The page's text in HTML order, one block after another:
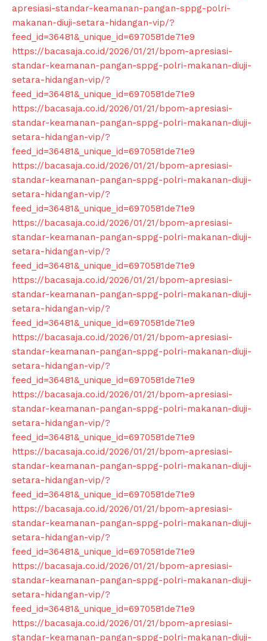
apresiasi-standar-keamanan-pangan-sppg-polri-
makanan-diuji-setara-hidangan-vip/?
feed_id=36481&_unique_id=6970581de71e9
https://bacasaja.co.id/2026/01/21/bpom-apresiasi-
standar-keamanan-pangan-sppg-polri-makanan-diuji-
setara-hidangan-vip/?
feed_id=36481&_unique_id=6970581de71e9
https://bacasaja.co.id/2026/01/21/bpom-apresiasi-
standar-keamanan-pangan-sppg-polri-makanan-diuji-
setara-hidangan-vip/?
feed_id=36481&_unique_id=6970581de71e9
https://bacasaja.co.id/2026/01/21/bpom-apresiasi-
standar-keamanan-pangan-sppg-polri-makanan-diuji-
setara-hidangan-vip/?
feed_id=36481&_unique_id=6970581de71e9
https://bacasaja.co.id/2026/01/21/bpom-apresiasi-
standar-keamanan-pangan-sppg-polri-makanan-diuji-
setara-hidangan-vip/?
feed_id=36481&_unique_id=6970581de71e9
https://bacasaja.co.id/2026/01/21/bpom-apresiasi-
standar-keamanan-pangan-sppg-polri-makanan-diuji-
setara-hidangan-vip/?
feed_id=36481&_unique_id=6970581de71e9
https://bacasaja.co.id/2026/01/21/bpom-apresiasi-
standar-keamanan-pangan-sppg-polri-makanan-diuji-
setara-hidangan-vip/?
feed_id=36481&_unique_id=6970581de71e9
https://bacasaja.co.id/2026/01/21/bpom-apresiasi-
standar-keamanan-pangan-sppg-polri-makanan-diuji-
setara-hidangan-vip/?
feed_id=36481&_unique_id=6970581de71e9
https://bacasaja.co.id/2026/01/21/bpom-apresiasi-
standar-keamanan-pangan-sppg-polri-makanan-diuji-
setara-hidangan-vip/?
feed_id=36481&_unique_id=6970581de71e9
https://bacasaja.co.id/2026/01/21/bpom-apresiasi-
standar-keamanan-pangan-sppg-polri-makanan-diuji-
setara-hidangan-vip/?
feed_id=36481&_unique_id=6970581de71e9
https://bacasaja.co.id/2026/01/21/bpom-apresiasi-
standar-keamanan-pangan-sppg-polri-makanan-diuji-
setara-hidangan-vip/?
feed_id=36481&_unique_id=6970581de71e9
https://bacasaja.co.id/2026/01/21/bpom-apresiasi-
standar-keamanan-pangan-sppg-polri-makanan-diuji-